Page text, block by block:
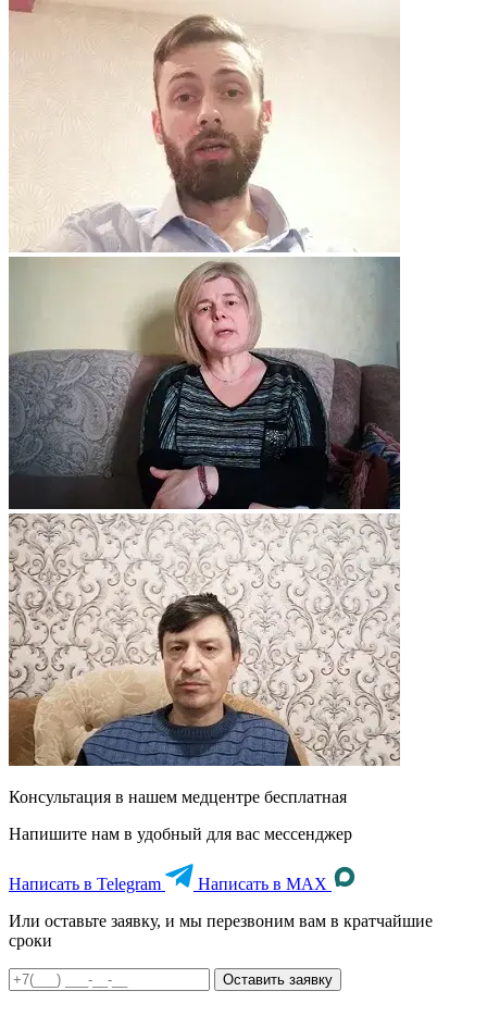
Консультация в нашем медцентре бесплатная
Напишите нам в удобный для вас мессенджер
Написать в Telegram
Написать в MAX
Или оставьте заявку, и мы перезвоним вам в кратчайшие
сроки
Оставить заявку